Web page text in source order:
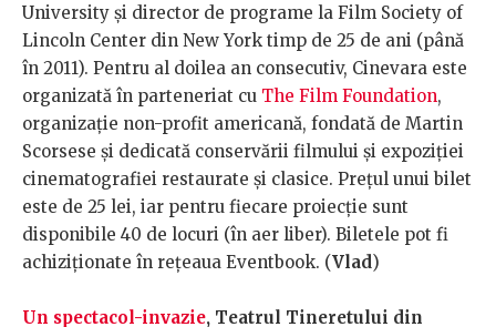
University și director de programe la Film Society of
Lincoln Center din New York timp de 25 de ani (până
în 2011). Pentru al doilea an consecutiv, Cinevara este
organizată în parteneriat cu The Film Foundation,
organizație non-profit americană, fondată de Martin
Scorsese și dedicată conservării filmului și expoziției
cinematografiei restaurate și clasice. Prețul unui bilet
este de 25 lei, iar pentru fiecare proiecție sunt
disponibile 40 de locuri (în aer liber). Biletele pot fi
achiziționate în rețeaua Eventbook. (Vlad)
Un spectacol-invazie, Teatrul Tineretului din